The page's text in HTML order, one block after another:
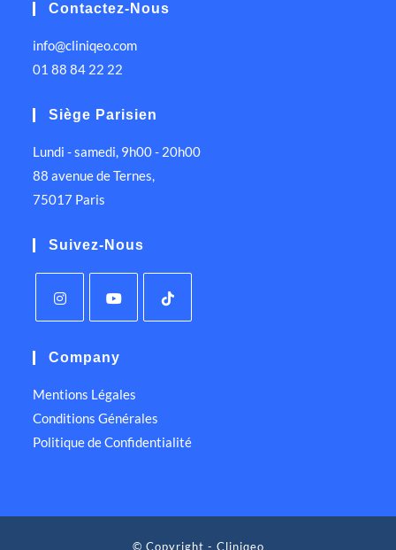
Contactez-Nous
info@cliniqeo.com
01 88 84 22 22
Siège Parisien
Lundi - samedi, 9h00 - 20h00
88 avenue de Ternes,
75017 Paris
Suivez-Nous
Company
Mentions Légales
Conditions Générales
Politique de Confidentialité
© Copyright - Cliniqeo